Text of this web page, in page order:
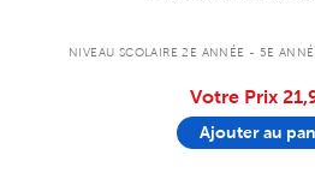
NIVEAU SCOLAIRE 2E ANNÉE - 5E
Votre Prix
Ajouter au